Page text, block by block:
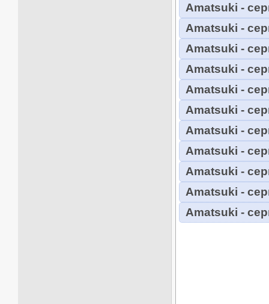
Amatsuki -
Amatsuki -
Amatsuki -
Amatsuki -
Amatsuki -
Amatsuki -
Amatsuki -
Amatsuki -
Amatsuki -
Amatsuki -
Amatsuki -